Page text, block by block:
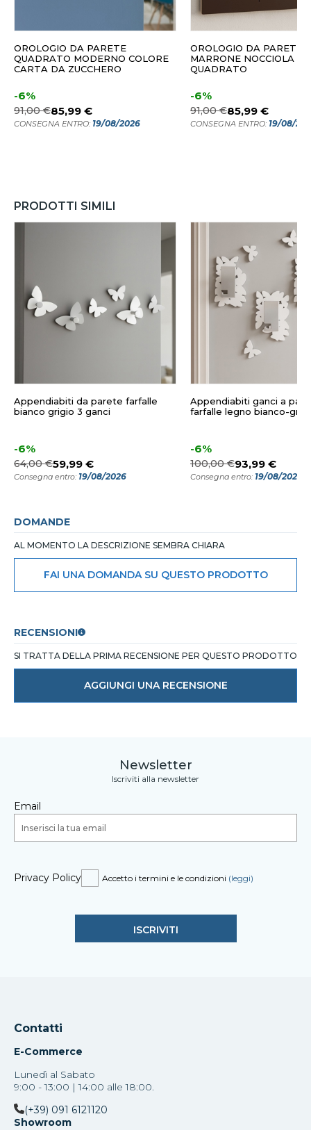
OROLOGIO DA PARETE
QUADRATO MODERNO COLORE
CARTA DA ZUCCHERO
-6%
91,00 €85,99 €
CONSEGNA ENTRO: 19/08/2026
OROLOGIO DA PARETE
MARRONE NOCCIOLA
QUADRATO
-6%
91,00 €85,99 €
CONSEGNA ENTRO: 19/08/
PRODOTTI SIMILI
Appendiabiti da parete farfalle
bianco grigio 3 ganci
-6%
64,00 €59,99 €
Consegna entro: 19/08/2026
Appendiabiti ganci a
farfalle legno bianco-
-6%
100,00 €93,99 €
Consegna entro: 19/08/2026
DOMANDE
AL MOMENTO LA DESCRIZIONE SEMBRA CHIARA
FAI UNA DOMANDA SU QUESTO PRODOTTO
RECENSIONI
SI TRATTA DELLA PRIMA RECENSIONE PER QUESTO PRODOTTO
AGGIUNGI UNA RECENSIONE
Newsletter
Iscriviti alla newsletter
Email
Privacy Policy Accetto i termini e le condizioni (leggi)
Contatti
E-Commerce
Lunedì al Sabato
9:00 - 13:00 | 14:00 alle 18:00.
(+39) 091 6121120
Showroom